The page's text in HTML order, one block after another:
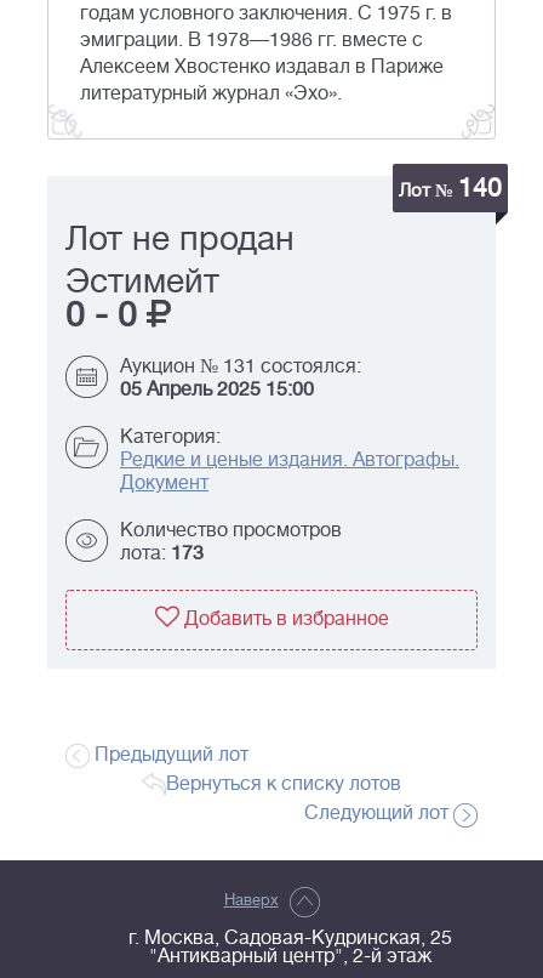
годам условного заключения. С 1975 г. в
эмиграции. В 1978—1986 гг. вместе с
Алексеем Хвостенко издавал в Париже
литературный журнал «Эхо».
Лот № 140
Лот не продан
Эстимейт
0 - 0
Аукцион № 131 состоялся:
05 Апрель 2025 15:00
Категория:
Редкие и ценые издания. Автографы.
Документ
Количество просмотров
лота: 173
Добавить в избранное
Предыдущий лот
Вернуться к списку лотов
Следующий лот
Наверх
г. Москва, Садовая-Кудринская, 25
"Антикварный центр", 2-й этаж